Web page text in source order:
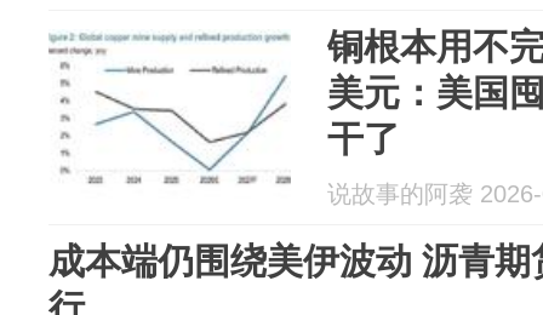
铜根本用不
美元：美国
干了
说故事的阿袭
成本端仍围绕美伊波动 沥青